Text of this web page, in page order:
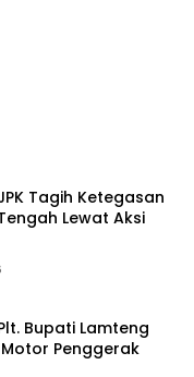
Tagih Ketegasan
Lewat Aksi
Bupati Lamteng
Penggerak